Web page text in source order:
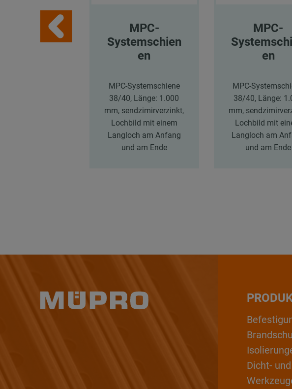
MPC-
Systemschien
en
MPC-Systemschiene
38/40, Länge: 1.000
mm, sendzimirverzinkt,
Lochbild mit einem
Langloch am Anfang
und am Ende
MPC-
en
MPC-
38/40, Länge:
mm,
Lochbild mit
Langloch am
und am Ende
Dicht-